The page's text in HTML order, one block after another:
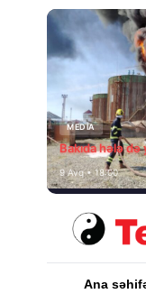
MEDİA
Bakıda hələ də
9 Avq • 18:00
Ana